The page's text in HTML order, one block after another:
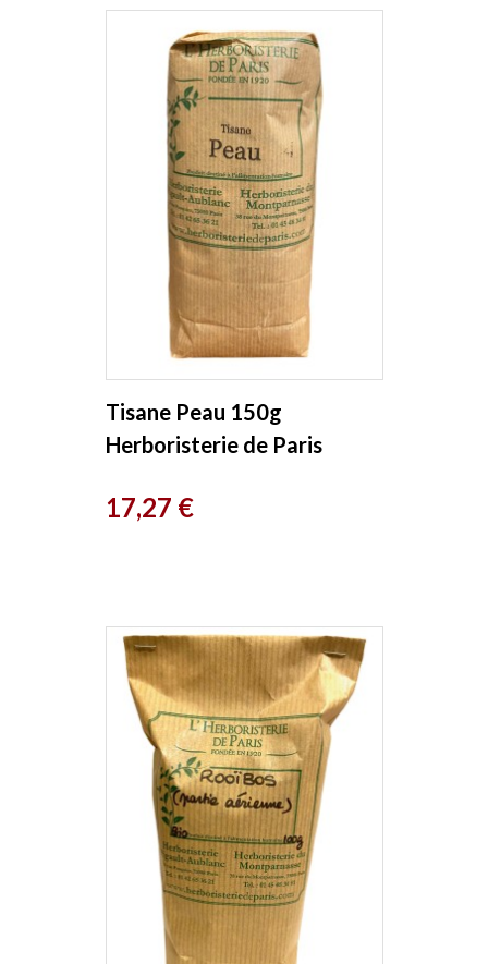
Tisane Peau 150g
Herboristerie de Paris
Prix
17,27 €